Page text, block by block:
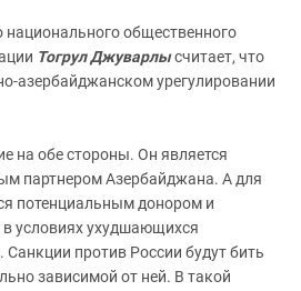
общественного
Тогрул Джуварлысчитает, что
азербайджанском урегулировании
на обе стороны. Он является
партнером Азербайджана. А для
потенциальным донором и
условиях ухудшающихся
против России будут бить
зависимой от ней. В такой